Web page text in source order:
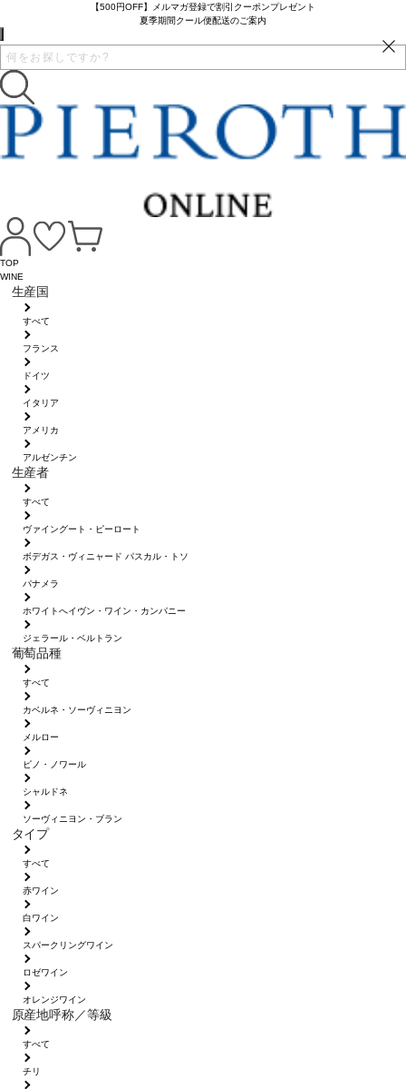
【500円OFF】メルマガ登録で割引クーポンプレゼント
夏季期間クール便配送のご案内
TOP
WINE
生産国
すべて
フランス
ドイツ
イタリア
アメリカ
アルゼンチン
生産者
すべて
ヴァイングート・ピーロート
ボデガス・ヴィニャード パスカル・トソ
パナメラ
ホワイトへイヴン・ワイン・カンパニー
ジェラール・ベルトラン
葡萄品種
すべて
カベルネ・ソーヴィニヨン
メルロー
ピノ・ノワール
シャルドネ
ソーヴィニヨン・ブラン
タイプ
すべて
赤ワイン
白ワイン
スパークリングワイン
ロゼワイン
オレンジワイン
原産地呼称／等級
すべて
チリ